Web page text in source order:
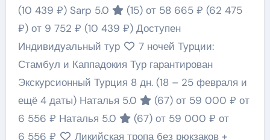
(10 439 ₽) Sarp 5.0 (15) от 58 665 ₽ (62 475
₽) от 9 752 ₽ (10 439 ₽) Доступен
Индивидуальный тур
7 ночей Турции:
Стамбул и Каппадокия Тур гарантирован
Экскурсионный Турция 8 дн. (18 – 25 февраля и
ещё 4 даты) Наталья 5.0 (67) от 59 000 ₽ от
6 556 ₽ Наталья 5.0 (67) от 59 000 ₽ от
6 556 ₽
Ликийская тропа без рюкзаков +